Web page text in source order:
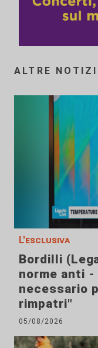
ALTRE
L'esclusiva
Bordilli
norme anti -
necessario
rimpatri"
05/08/2026